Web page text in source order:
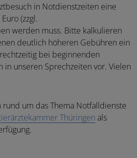
in Notdienstzeiten eine
(zzgl.
werden muss. Bitte kalkulieren
deutlich höheren Gebühren ein
bei beginnenden
in unseren Sprechzeiten vor. Vielen
rund um das Thema Notfalldienste
Thüringen als